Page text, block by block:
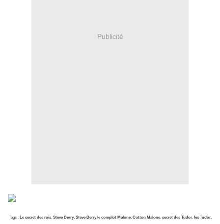
Publicité
Tags : Le secret des rois, Steve Berry, Steve Berry le complot Malone, Cotton Malone, secret des Tudor, les Tudor,